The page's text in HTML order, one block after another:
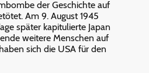
der Geschichte auf
Am 9. August 1945
später kapitulierte Japan
weitere Menschen auf
sich die USA für den